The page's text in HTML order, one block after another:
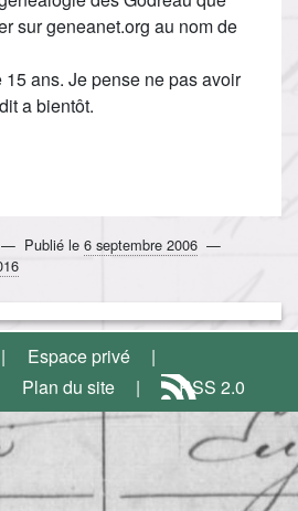
sur geneanet.org au nom de
ans. Je pense ne pas avoir
a bientôt.
Publié le6 septembre 2006
Espace privé
Plan du site RSS 2.0